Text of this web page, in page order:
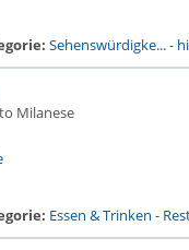
Sehenswürdigke...-
Milanese
Essen & Trinken -